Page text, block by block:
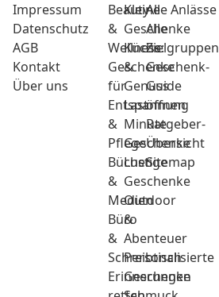
Impressum
Datenschutz
AGB
Kontakt
Über uns
Beauty
&
Wellness:
Geschenke
für
Entspannung
&
Pflege
Bücher
&
Medien
Büro
&
Schreibtisch
Erinnerungen
Kleine
Geschenke
Küche
&
Genuss
Last
Minute
Geschenke
Lustige
Geschenke
Outdoor
&
Abenteuer
Personalisierte
Geschenke
Alle Anlässe
Alle
Zielgruppen
Geschenk-
Guide
öffnen
Ratgeber-
Übersicht
Sitemap